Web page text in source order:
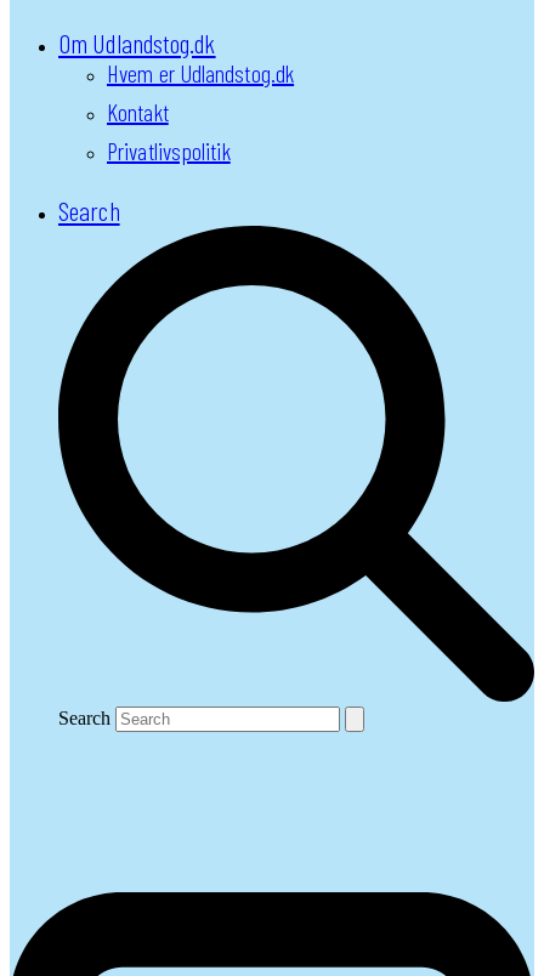
Om Udlandstog.dk
Hvem er Udlandstog.dk
Kontakt
Privatlivspolitik
Search
Search